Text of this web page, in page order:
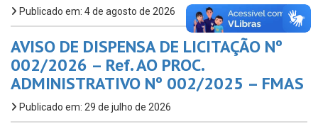
Publicado em: 4 de agosto de 2026
AVISO DE DISPENSA DE LICITAÇÃO Nº
002/2026 – Ref. AO PROC.
ADMINISTRATIVO Nº 002/2025 – FMAS
Publicado em: 29 de julho de 2026